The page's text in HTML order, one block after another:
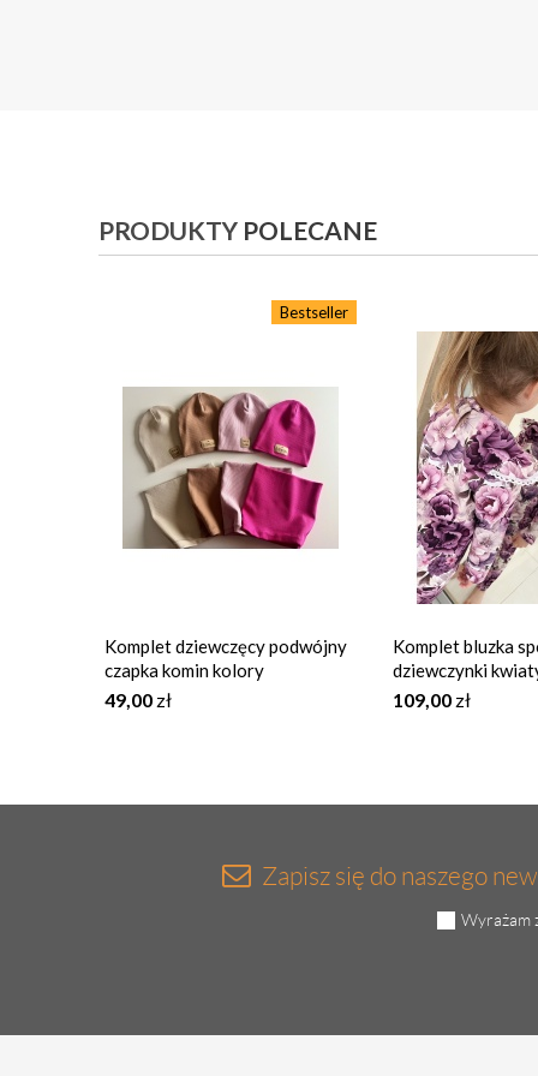
PRODUKTY POLECANE
Bestseller
Komplet dziewczęcy podwójny
czapka komin kolory
49,00 zł
Komplet bluzka
dziewczynki
109,00 zł
Zapisz się do naszego
Wyrażam